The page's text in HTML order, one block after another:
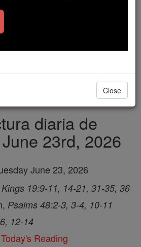
Our founders, now in their 70's,
free for all. Stand with us
diaria de
23rd, 2026
June 23, 2026
19:9-11, 14-21, 31-35, 36
Psalms 48:2-3, 3-4, 10-11
12-14
Reading
Close